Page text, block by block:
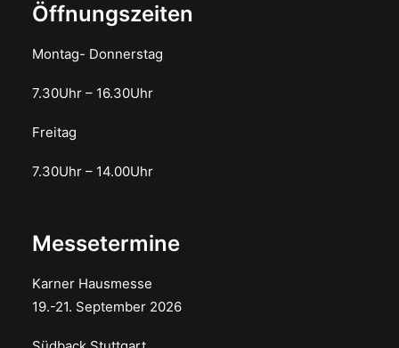
Öffnungszeiten
Montag- Donnerstag
7.30Uhr – 16.30Uhr
Freitag
7.30Uhr – 14.00Uhr
Messetermine
Karner Hausmesse
19.-21. September 2026